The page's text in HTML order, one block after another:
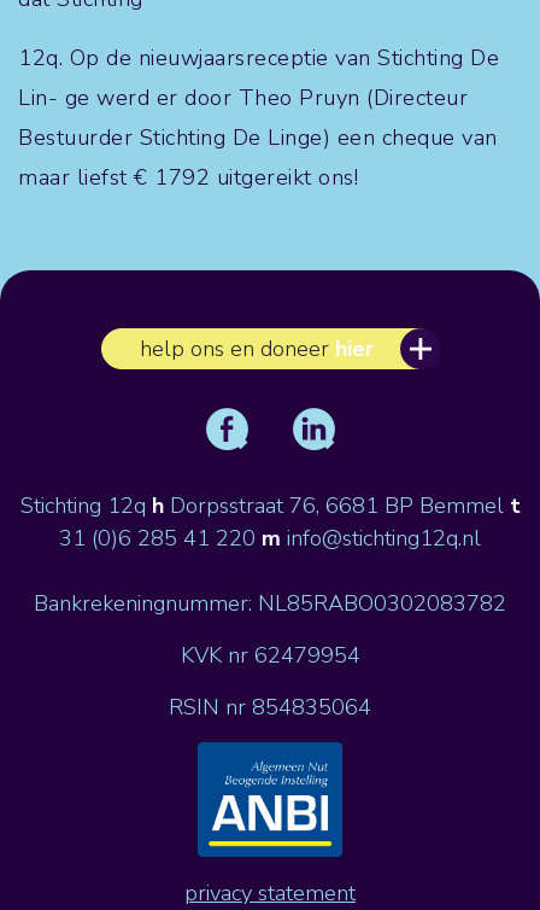
12q. Op de nieuwjaarsreceptie van Stichting De
Lin- ge werd er door Theo Pruyn (Directeur
Bestuurder Stichting De Linge) een cheque van
maar liefst € 1792 uitgereikt ons!
help ons en doneer hier
Stichting 12q hDorpsstraat 76, 6681 BP Bemmel t
31 (0)6 285 41 220 m info@stichting12q.nl
Bankrekeningnummer: NL85RABO0302083782
KVK nr 62479954
RSIN nr 854835064
privacy statement